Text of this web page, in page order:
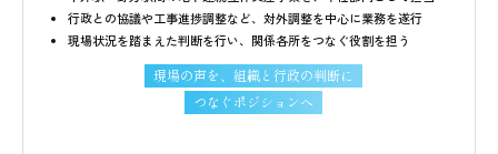
行政との協議や工事進捗調整など、対外調整を中心に業務を遂行
現場状況を踏まえた判断を行い、関係各所をつなぐ役割を担う
現場の声を、組織と行政の判断に
つなぐポジションへ